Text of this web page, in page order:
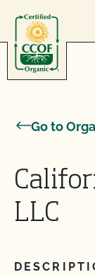
Go to
LLC